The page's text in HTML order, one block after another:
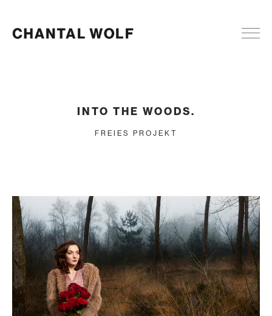
INTO THE WOODS.
FREIES PROJEKT